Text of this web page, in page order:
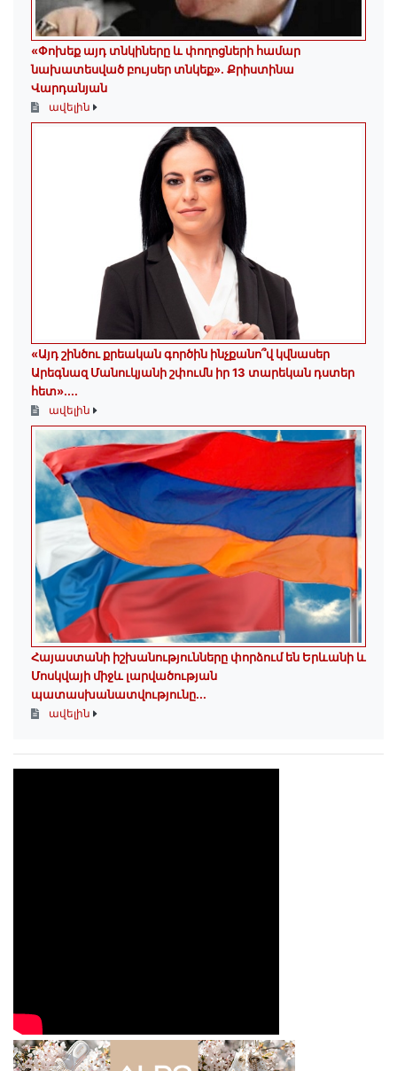
«Փոխեք այդ տնկիները և փողոցների համար
նախատեսված բույսեր տնկեք». Քրիստինա
Վարդանյան
ավելին
«Այդ շինծու քրեական գործին ինչքանո՞վ կվնասեր
Արեգնազ Մանուկյանի շփումն իր 13 տարեկան դստեր
հետ»․...
ավելին
Հայաստանի իշխանությունները փորձում են Երևանի և
Մոսկվայի միջև լարվածության
պատասխանատվությունը...
ավելին